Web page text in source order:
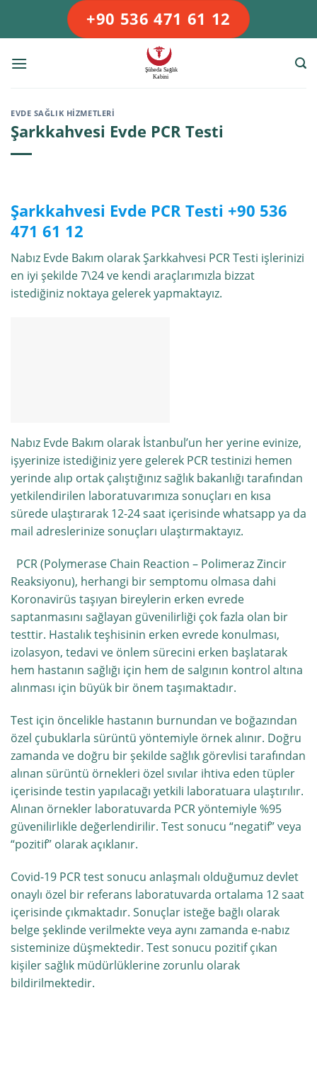
content
+90 536 471 61 12
EVDE SAĞLIK HIZMETLERI
Şarkkahvesi Evde PCR Testi
Şarkkahvesi Evde PCR Testi +90 536
471 61 12
Nabız Evde Bakım olarak Şarkkahvesi PCR Testi işlerinizi
en iyi şekilde 7\24 ve kendi araçlarımızla bizzat
istediğiniz noktaya gelerek yapmaktayız.
Nabız Evde Bakım olarak İstanbul’un her yerine evinize,
işyerinize istediğiniz yere gelerek PCR testinizi hemen
yerinde alıp ortak çalıştığınız sağlık bakanlığı tarafından
yetkilendirilen laboratuvarımıza sonuçları en kısa
sürede ulaştırarak 12-24 saat içerisinde whatsapp ya da
mail adreslerinize sonuçları ulaştırmaktayız.
PCR (Polymerase Chain Reaction – Polimeraz Zincir
Reaksiyonu), herhangi bir semptomu olmasa dahi
Koronavirüs taşıyan bireylerin erken evrede
saptanmasını sağlayan güvenilirliği çok fazla olan bir
testtir. Hastalık teşhisinin erken evrede konulması,
izolasyon, tedavi ve önlem sürecini erken başlatarak
hem hastanın sağlığı için hem de salgının kontrol altına
alınması için büyük bir önem taşımaktadır.
Test için öncelikle hastanın burnundan ve boğazından
özel çubuklarla sürüntü yöntemiyle örnek alınır. Doğru
zamanda ve doğru bir şekilde sağlık görevlisi tarafından
alınan sürüntü örnekleri özel sıvılar ihtiva eden tüpler
içerisinde testin yapılacağı yetkili laboratuara ulaştırılır.
Alınan örnekler laboratuvarda PCR yöntemiyle %95
güvenilirlikle değerlendirilir. Test sonucu “negatif” veya
“pozitif” olarak açıklanır.
Covid-19 PCR test sonucu anlaşmalı olduğumuz devlet
onaylı özel bir referans laboratuvarda ortalama 12 saat
içerisinde çıkmaktadır. Sonuçlar isteğe bağlı olarak
belge şeklinde verilmekte veya aynı zamanda e-nabız
sisteminize düşmektedir. Test sonucu pozitif çıkan
kişiler sağlık müdürlüklerine zorunlu olarak
bildirilmektedir.